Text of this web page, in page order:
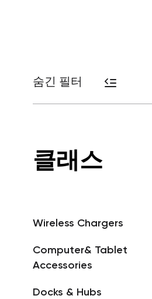
숨긴 필터
클래스
Wireless Chargers
Computer& Tablet
Accessories
Docks & Hubs